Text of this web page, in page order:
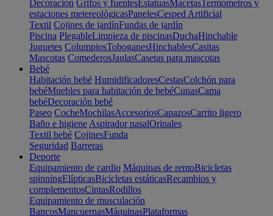
Decoración Grifos y fuentesEstatuasMacetasTermómetros y
estaciones metereológicasPanelesCesped Artificial
Textil Cojines de jardínFundas de jardín
Piscina PlegableLimpieza de piscinasDuchaHinchable
Juguetes ColumpiosToboganesHinchablesCasitas
Mascotas ComederosJaulasCasetas para mascotas
Bebé
Habitación bebé HumidificadoresCestasColchón para
bebéMuebles para habitación de bebéCunasCama
bebéDecoración bebé
Paseo CocheMochilasAccesoriosCapazosCarrito ligero
Baño e higiene Aspirador nasalOrinales
Textil bebé CojinesFunda
Seguridad Barreras
Deporte
Equipamiento de cardio Máquinas de remoBicicletas
spinningElípticasBicicletas estáticasRecambios y
complementosCintasRodillos
Equipamiento de musculación
BancosMancuernasMáquinasPlataformas